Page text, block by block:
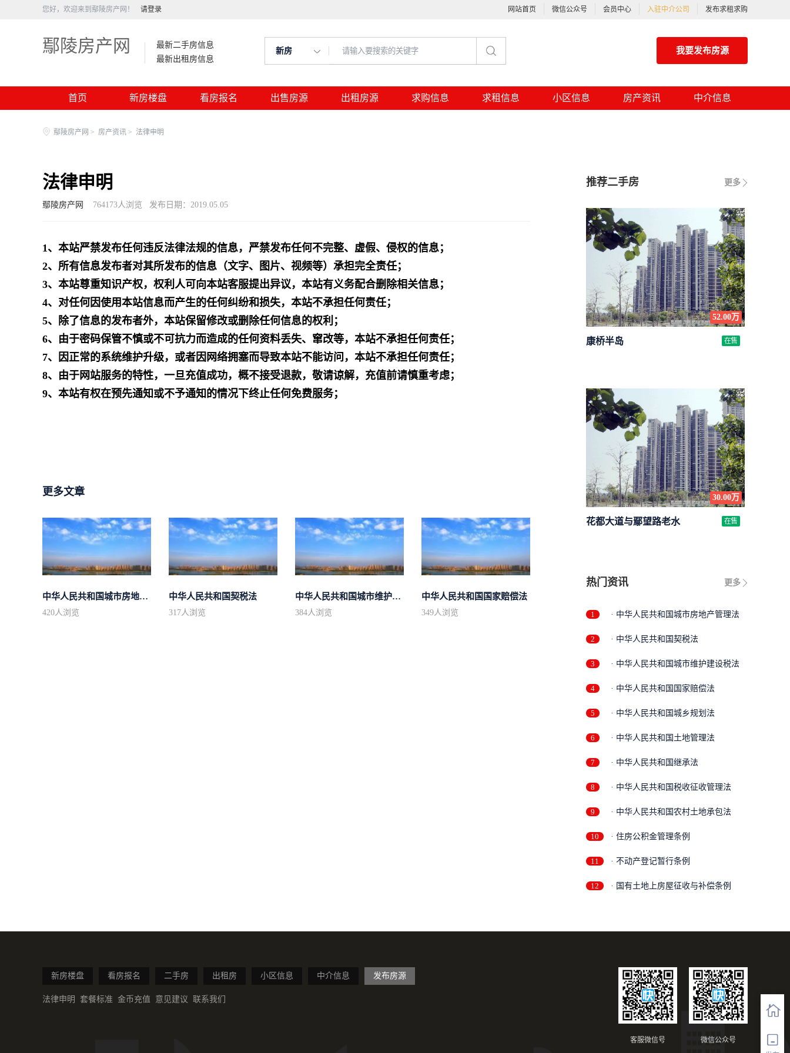
您好，欢迎来到鄢陵房产网！ 请登录 网站首页 微信公众号 会员中心 入驻中介公司 发布求租求购
鄢陵房产网
最新二手房信息
最新出租房信息
新房 我要发布房源
首页 新房楼盘 看房报名 出售房源 出租房源 求购信息 求租信息 小区信息 房产资讯 中介信息
鄢陵房产网 > 房产资讯 > 法律申明
法律申明
鄢陵房产网 764173人浏览 发布日期：2019.05.05
1、本站严禁发布任何违反法律法规的信息，严禁发布任何不完整、虚假、侵权的信息；
2、所有信息发布者对其所发布的信息（文字、图片、视频等）承担完全责任；
3、本站尊重知识产权，权利人可向本站客服提出异议，本站有义务配合删除相关信息；
4、对任何因使用本站信息而产生的任何纠纷和损失，本站不承担任何责任；
5、除了信息的发布者外，本站保留修改或删除任何信息的权利；
6、由于密码保管不慎或不可抗力而造成的任何资料丢失、窜改等，本站不承担任何责任；
7、因正常的系统维护升级，或者因网络拥塞而导致本站不能访问，本站不承担任何责任；
8、由于网站服务的特性，一旦充值成功，概不接受退款，敬请谅解，充值前请慎重考虑；
9、本站有权在预先通知或不予通知的情况下终止任何免费服务；
更多文章
中华人民共和国城市房地产管理法
420人浏览
中华人民共和国契税法
317人浏览
中华人民共和国城市维护建设税法
384人浏览
中华人民共和国国家赔偿法
349人浏览
更多
推荐二手房
52.00万
康桥半岛 在售
30.00万
花都大道与鄢望路老水 在售
更多
热门资讯
1 · 中华人民共和国城市房地产管理法
2 · 中华人民共和国契税法
3 · 中华人民共和国城市维护建设税法
4 · 中华人民共和国国家赔偿法
5 · 中华人民共和国城乡规划法
6 · 中华人民共和国土地管理法
7 · 中华人民共和国继承法
8 · 中华人民共和国税收征收管理法
9 · 中华人民共和国农村土地承包法
10 · 住房公积金管理条例
11 · 不动产登记暂行条例
12 · 国有土地上房屋征收与补偿条例
新房楼盘 看房报名 二手房 出租房 小区信息 中介信息 发布房源
法律申明 套餐标准 金币充值 意见建议 联系我们
微信公众号
客服微信号